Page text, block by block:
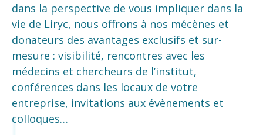
dans la perspective de vous impliquer dans la
vie de Liryc, nous offrons à nos mécènes et
donateurs des avantages exclusifs et sur-
mesure : visibilité, rencontres avec les
médecins et chercheurs de l’institut,
conférences dans les locaux de votre
entreprise, invitations aux évènements et
colloques…